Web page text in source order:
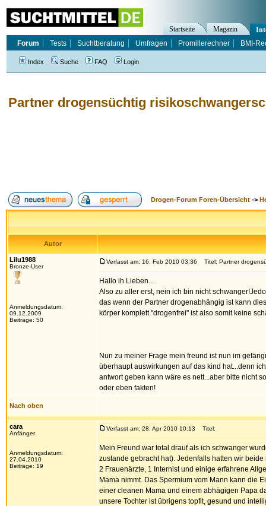
Partner drogensüchtig
Drogen-Forum Foren-Übersicht ->
Autor
Lilu1988
Bronze-User
Anmeldungsdatum:
09.12.2009
Beiträge: 50
Verfasst am: 16. Feb 2010 03:36 Titel: Partner
Hallo ih Lieben...
Also zu aller erst, nein ich bin nicht
das wenn der Partner drogenabhängig ist kann
körper komplett "drogenfrei" ist also somit keine
Nun zu meiner Frage mein freund ist nun im
überhaupt auswirkungen auf das kind hat...denn
antwort geben kann wäre es nett...aber bitte nicht
oder eben fakten!
Nach oben
cara
Anfänger
Anmeldungsdatum:
27.04.2010
Beiträge: 19
Verfasst am: 28. Apr 2010 10:13 Titel:
Mein Freund war total drauf als ich schwanger
zustande gebracht hat). Jedenfalls hatten wir
2 Frauenärzte, 1 Internist und einige erfahrene
Mama nimmt. Das Spermium vom Mann kann die
einer cleanen Mama und einem abhägigen Papa
unsere Tochter ist übrigens topfit, gesund und
Startseite Magazin
Forum
Tests Suchtberatung Umfragen Promillerechner BMI-
Index Suche FAQ Login